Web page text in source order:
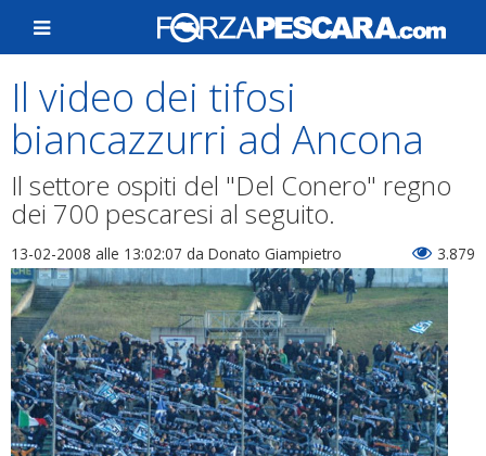
Il video dei tifosi
biancazzurri ad Ancona
Il settore ospiti del "Del Conero" regno
dei 700 pescaresi al seguito.
13-02-2008 alle 13:02:07 da Donato Giampietro 3.879